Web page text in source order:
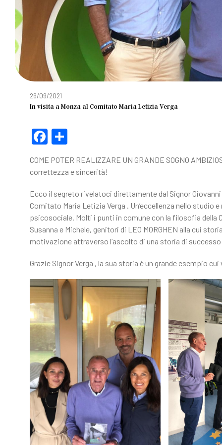
26/09/2021
In visita a Monza al Comitato Maria Letizia Verga
F
c
b
o
o
k
n
vi
di
COME POTER REALIZZARE UN GRANDE SOGNO
correttezza e sincerità!
Ecco il segreto rivelatoci direttamente dal Signor
Comitato Maria Letizia Verga . Un’eccellenza nello studio
psicosociale. Molti i punti in comune con la filosofia della
Susanna e Michele, genitori di LEO MORGHEN alla cui
motivazione attraverso l’ascolto di una storia di successo
Grazie Signor Verga , la sua storia è un grande esempio